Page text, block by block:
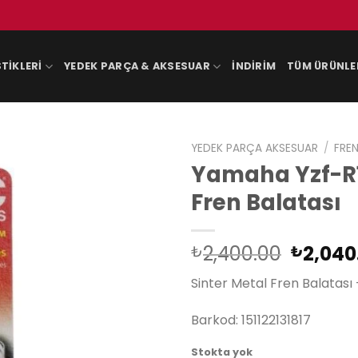
YEDEK PARÇA & AKSESUAR İNDIRIM TÜM
YEDEK PARÇA AKSESUAR /
Yamaha Yzf-
Fren Balatası
₺2,400.00
fiyat:
₺
Sinter Metal Fren Balatası
Barkod: 151122131817
Stokta yok